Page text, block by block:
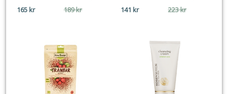
189krDet
165kr
Det
223krDet
141kr
Det